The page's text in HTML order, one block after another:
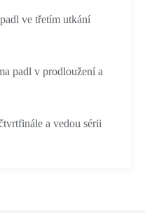
ve třetím utkání
padl v prodloužení a
a vedou sérii